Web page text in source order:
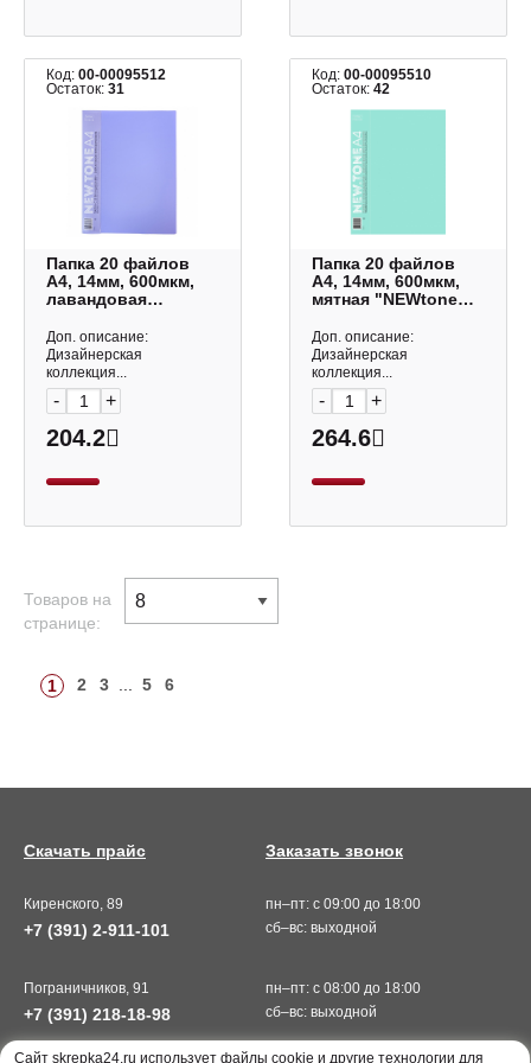
Код: 00-00095512
Остаток: 31
Папка 20 файлов
А4, 14мм, 600мкм,
лавандовая
Лаванда"
20AV4_05019 Hatber
Доп. описание:
Дизайнерская
коллекция...
- +
204.2
Код:00-00095510
Остаток:42
Папка 20 файлов
А4, 14мм, 600мкм,
мятная "NEWtone
20AV4_05039 Hatber
Доп. описание:
Дизайнерская
коллекция...
- +
264.6
Товаров на
странице:
1 2 3 5 6
Киренского, 89
+7 (391) 2-911-101
пн–пт: с 09:00 до 18:00
сб–вс: выходной
Пограничников, 91
+7 (391) 218-18-98
пн–пт: с 08:00 до 18:00
сб–вс: выходной
Заказать звонок
Скачать прайс
Cайт skrepka24.ru использует файлы cookie и другие технологии для